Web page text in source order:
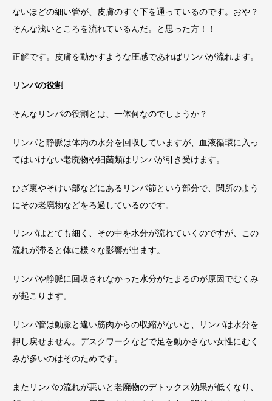
ないほどの細い管が、皮膚のすぐ下を通っているのです。おや？
そんな浅いところを流れているんだ。と思った方！！
正解です。皮膚を動かすような圧感であればリンパが流れます。
リンパの役割
そんなリンパの役割とは、一体何なのでしょうか？
リンパと静脈は体内の水分を回収していますが、血液循環に入っ
てはいけない老廃物や細菌類はリンパが引き受けます。
ひざ裏やそけい部などにあるリンパ節という部分で、関所のよう
にその老廃物などをろ過しているのです。
リンパはとても細く、その中を水分が流れていくのですが、この
流れが滞ると体に様々な影響が出ます。
リンパや静脈に回収されなかった水分がたまるのが原因でむくみ
が起こります。
リンパ管は動脈と違い筋肉からの収縮がないと、リンパは水分を
押し戻せません。デスクワークなどで足を動かさない女性にむく
みが多いのはそのためです。
またリンパの流れが悪いと老廃物のデトックス効果が低くなり、